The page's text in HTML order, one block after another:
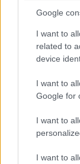
Google
I want to
related to
device
I want to
Google for
I want to
I want to
ÁTADJÁK
KRESZ-
Ügyességi
rollerjelölés is